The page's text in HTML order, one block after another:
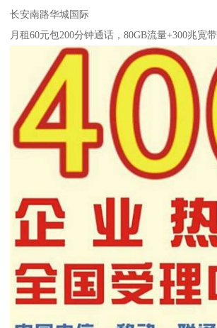
长安南路华城国际
月租60元包200分钟通话，80GB流量+300兆宽带